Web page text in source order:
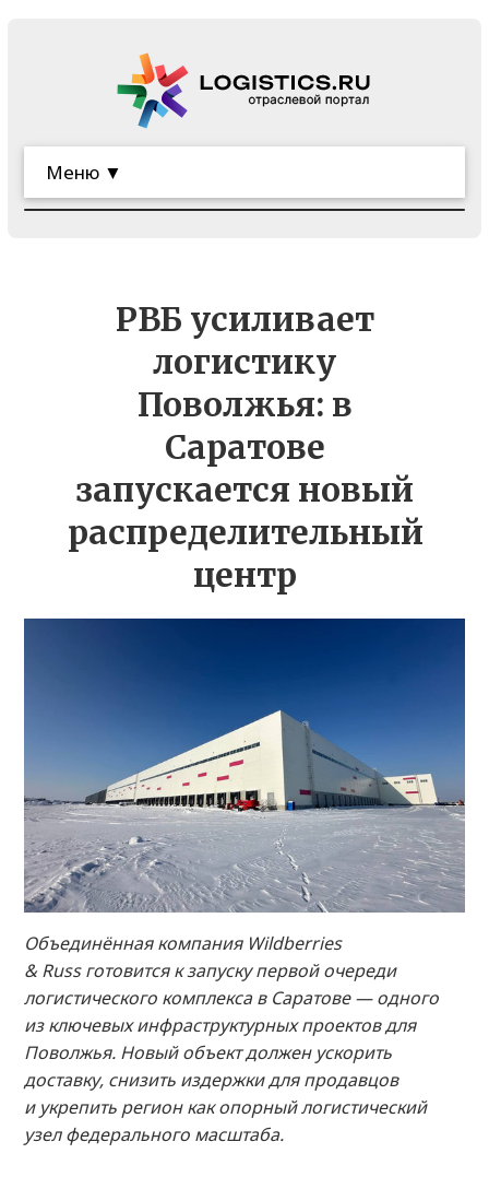
Меню ▼
РВБ усиливает
логистику
Поволжья: в
Саратове
запускается новый
распределительный
центр
Объединённая компания Wildberries
& Russ готовится к запуску первой очереди
логистического комплекса в Саратове — одного
из ключевых инфраструктурных проектов для
Поволжья. Новый объект должен ускорить
доставку, снизить издержки для продавцов
и укрепить регион как опорный логистический
узел федерального масштаба.